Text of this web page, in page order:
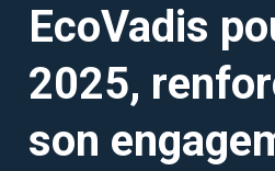
EcoVadis
2025,
son